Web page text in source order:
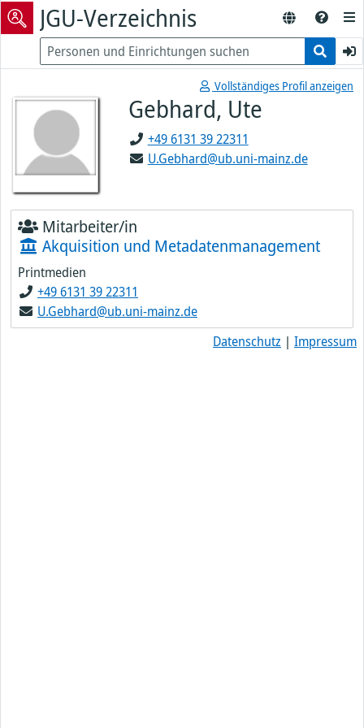
JGU-Verzeichnis
Vollständiges Profil anzeigen
Gebhard, Ute
+49 6131 39 22311
U.Gebhard@ub.uni-mainz.de
Mitarbeiter/in
Akquisition und Metadatenmanagement
Printmedien
+49 6131 39 22311
U.Gebhard@ub.uni-mainz.de
Datenschutz | Impressum